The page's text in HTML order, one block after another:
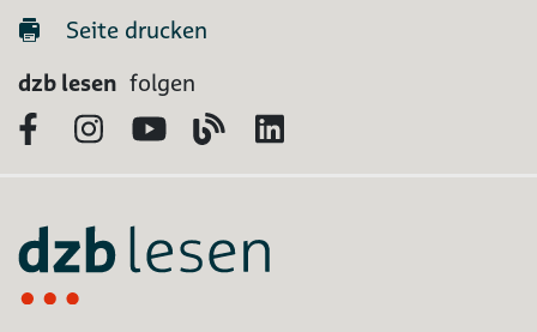
Seite drucken
dzb lesen folgen
FacebookInstagram
YouTubeBlog